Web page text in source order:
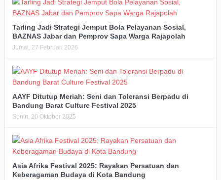
Tarling Jadi Strategi Jemput Bola Pelayanan Sosial,
BAZNAS Jabar dan Pemprov Sapa Warga Rajapolah
Jumat, 27 Februari 2026
AAYF Ditutup Meriah: Seni dan Toleransi Berpadu di
Bandung Barat Culture Festival 2025
Senin, 20 Oktober 2025
Asia Afrika Festival 2025: Rayakan Persatuan dan
Keberagaman Budaya di Kota Bandung